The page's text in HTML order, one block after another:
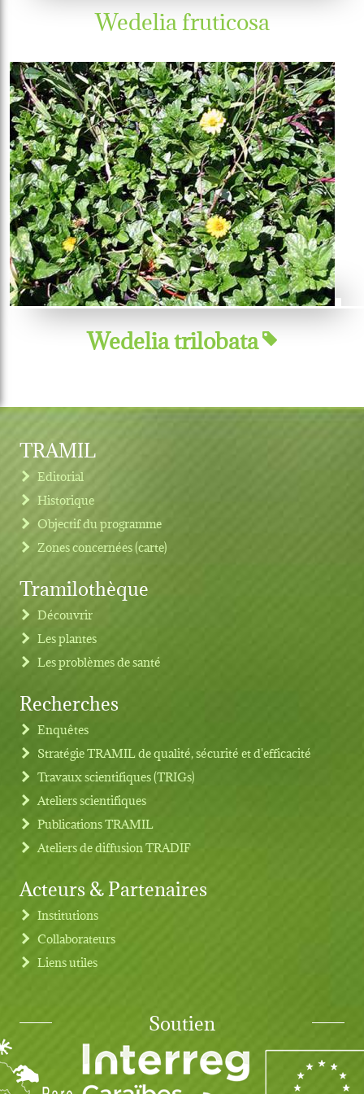
Wedelia fruticosa
Wedelia trilobata
Footer menu
TRAMIL
Editorial
Historique
Objectif du programme
Zones concernées (carte)
Tramilothèque
Découvrir
Les plantes
Les problèmes de santé
Recherches
Enquêtes
Stratégie TRAMIL de qualité, sécurité et d'efficacité
Travaux scientifiques (TRIGs)
Ateliers scientifiques
Publications TRAMIL
Ateliers de diffusion TRADIF
Acteurs & Partenaires
Institutions
Collaborateurs
Liens utiles
Soutien